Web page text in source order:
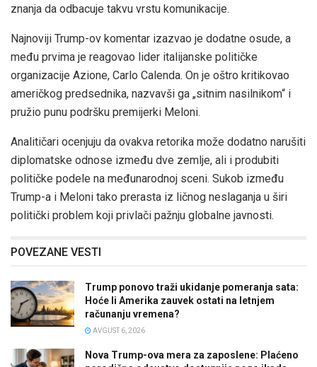
znanja da odbacuje takvu vrstu komunikacije.
Najnoviji Trump-ov komentar izazvao je dodatne osude, a
među prvima je reagovao lider italijanske političke
organizacije Azione, Carlo Calenda. On je oštro kritikovao
američkog predsednika, nazvavši ga „sitnim nasilnikom“ i
pružio punu podršku premijerki Meloni.
Analitičari ocenjuju da ovakva retorika može dodatno narušiti
diplomatske odnose između dve zemlje, ali i produbiti
političke podele na međunarodnoj sceni. Sukob između
Trump-a i Meloni tako prerasta iz ličnog neslaganja u širi
politički problem koji privlači pažnju globalne javnosti.
POVEZANE VESTI
Trump ponovo traži ukidanje pomeranja sata:
Hoće li Amerika zauvek ostati na letnjem
računanju vremena?
AVGUST 6, 2026
Nova Trump-ova mera za zaposlene: Plaćeno